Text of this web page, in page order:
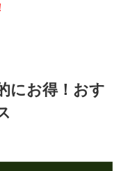
にお得！おす